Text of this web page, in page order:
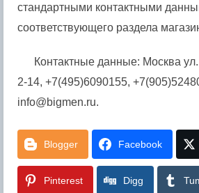
стандартными контактными
соответствующего раздела
Контактные данные: Москва
2-14, +7(495)6090155,
info@bigmen.ru.
Blogger Facebook
Pinterest Digg